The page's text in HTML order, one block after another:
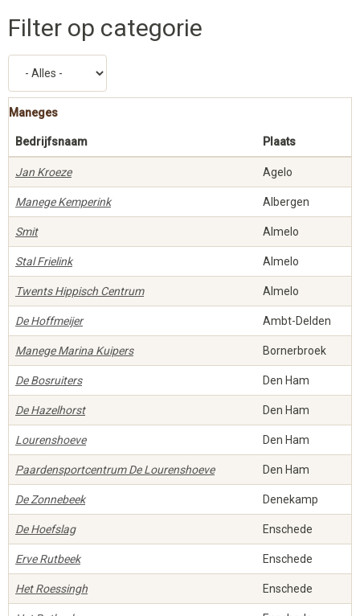
Filter op categorie
Maneges
Bedrijfsnaam Plaats
Jan Kroeze Agelo
Manege Kemperink Albergen
Smit Almelo
Stal Frielink Almelo
Twents Hippisch Centrum Almelo
De Hoffmeijer Ambt-Delden
Manege Marina Kuipers Bornerbroek
De Bosruiters Den Ham
De Hazelhorst Den Ham
Lourenshoeve Den Ham
Paardensportcentrum De Lourenshoeve Den Ham
De Zonnebeek Denekamp
De Hoefslag Enschede
Erve Rutbeek Enschede
Het Roessingh Enschede